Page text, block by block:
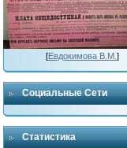
[Евдокимова В.М. ]
Социальные Сети
Статистика